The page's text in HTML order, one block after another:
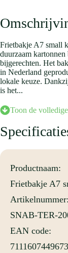
Frietbakje A7 small
duurzaam
bijgerechten. Het
in Nederland
lokale keuze.
is het...
kleine porties friet,
FSC®
voor een
producten. De witte
foodtrucks of
staan.
Het frietbakje A7
70 mm x 90 mm
Toon de
Productnaam:
Frietbakje A7
Artikelnummer:
SNAB-TER-
EAN code:
7111607449673